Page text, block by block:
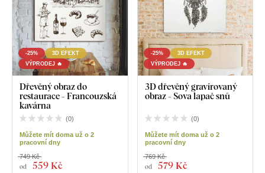
-25%
3D EFEKT
VÝPRODEJ 🔥
Dřevěný obraz do
restaurace - Francouzská
kavárna
(0)
Můžete mít doma už o 2
pracovní dny
od 559 Kč
749 Kč
-25%
3D EFEKT
VÝPRODEJ 🔥
3D dřevěný gravírovaný
obraz - Sova lapač snů
(0)
Můžete mít doma už o 2
pracovní dny
od 579 Kč
769 Kč